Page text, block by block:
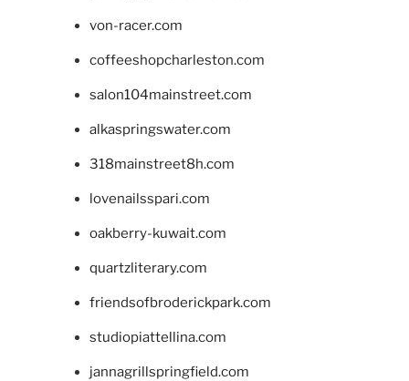
von-racer.com
coffeeshopcharleston.com
salon104mainstreet.com
alkaspringswater.com
318mainstreet8h.com
lovenailsspari.com
oakberry-kuwait.com
quartzliterary.com
friendsofbroderickpark.com
studiopiattellina.com
jannagrillspringfield.com